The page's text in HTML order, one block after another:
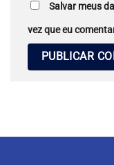
Salvar meus
vez que eu